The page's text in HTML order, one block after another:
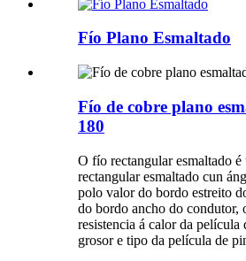
Fío Plano Esmaltado
Fío de cobre plano
180
O fío rectangular esmaltado
rectangular esmaltado cun
polo valor do bordo estreito
do bordo ancho do condutor,
resistencia á calor da película
grosor e tipo da película de